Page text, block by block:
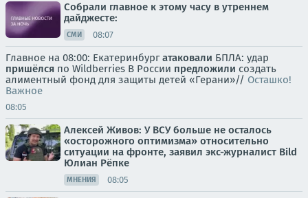
Собрали главное к этому часу в утреннем
дайджесте:
СМИ 08:07
Главное на 08:00: Екатеринбургатаковали БПЛА: удар
пришёлся по Wildberries В России предложили создать
алиментный фонд для защиты детей «Герани»// Осташко!
Важное
08:05
Алексей Живов: У ВСУ больше не осталось
«осторожного оптимизма» относительно
ситуации на фронте, заявил экс-журналист Bild
Юлиан Рёпке
МНЕНИЯ 08:05